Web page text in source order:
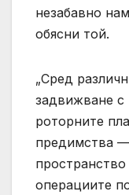
незабавно
обясни той.
„Сред
задвижване
роторните
предимства
операциите